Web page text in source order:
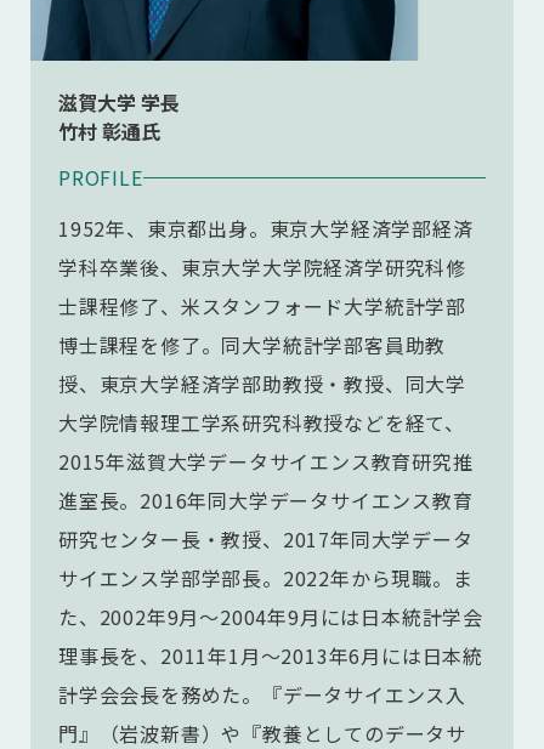
滋賀大学 学長
竹村 彰通氏
PROFILE
1952年、東京都出身。東京大学経済学部経済
学科卒業後、東京大学大学院経済学研究科修
士課程修了、米スタンフォード大学統計学部
博士課程を修了。同大学統計学部客員助教
授、東京大学経済学部助教授・教授、同大学
大学院情報理工学系研究科教授などを経て、
2015年滋賀大学データサイエンス教育研究推
進室長。2016年同大学データサイエンス教育
研究センター長・教授、2017年同大学データ
サイエンス学部学部長。2022年から現職。ま
た、2002年9月～2004年9月には日本統計学会
理事長を、2011年1月〜2013年6月には日本統
計学会会長を務めた。『データサイエンス入
門』（岩波新書）や『教養としてのデータサ